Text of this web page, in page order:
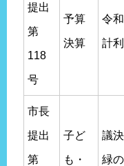
提出
第
118
号
予算
決算
令
計
市長
提出
第
子ど
も・
議
緑